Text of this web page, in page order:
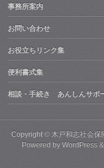
事務所案内
お問い合わせ
お役立ちリンク集
便利書式集
相談・手続き あんしんサポ
Copyright © 木戸和志社会保
Powered byWordPress &